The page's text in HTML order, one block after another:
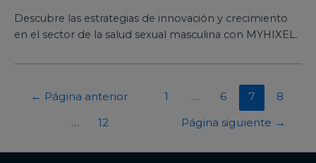
Descubre las estrategias de innovación y crecimiento
en el sector de la salud sexual masculina con MYHIXEL.
← Página anterior 1 … 6 7
8
…
12 Página siguiente →